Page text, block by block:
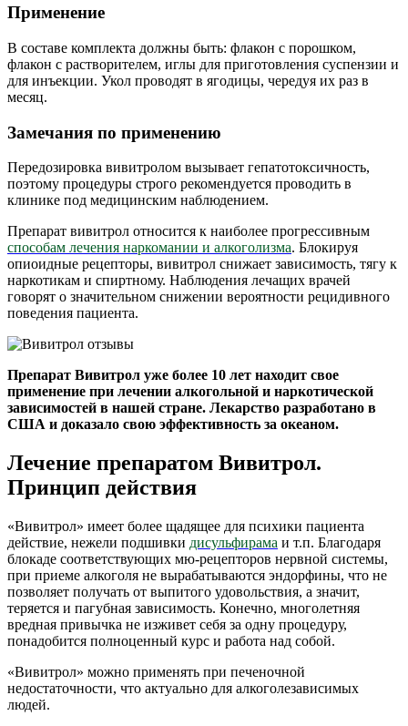
Применение
В составе комплекта должны быть: флакон с порошком,
флакон с растворителем, иглы для приготовления суспензии и
для инъекции. Укол проводят в ягодицы, чередуя их раз в
месяц.
Замечания по применению
Передозировка вивитролом вызывает гепатотоксичность,
поэтому процедуры строго рекомендуется проводить в
клинике под медицинским наблюдением.
Препарат вивитрол относится к наиболее прогрессивным
способам лечения наркомании и алкоголизма. Блокируя
опиоидные рецепторы, вивитрол снижает зависимость, тягу к
наркотикам и спиртному. Наблюдения лечащих врачей
говорят о значительном снижении вероятности рецидивного
поведения пациента.
Препарат Вивитрол уже более 10 лет находит свое
применение при лечении алкогольной и наркотической
зависимостей в нашей стране. Лекарство разработано в
США и доказало свою эффективность за океаном.
Лечение препаратом Вивитрол.
Принцип действия
«Вивитрол» имеет более щадящее для психики пациента
действие, нежели подшивки дисульфирама и т.п. Благодаря
блокаде соответствующих мю-рецепторов нервной системы,
при приеме алкоголя не вырабатываются эндорфины, что не
позволяет получать от выпитого удовольствия, а значит,
теряется и пагубная зависимость. Конечно, многолетняя
вредная привычка не изживет себя за одну процедуру,
понадобится полноценный курс и работа над собой.
«Вивитрол» можно применять при печеночной
недостаточности, что актуально для алкоголезависимых
людей.